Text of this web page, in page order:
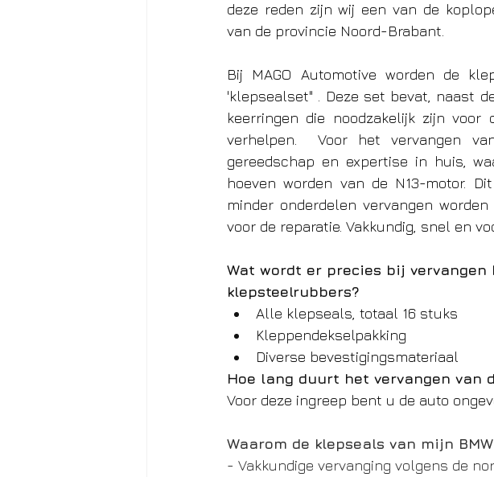
deze reden zijn wij een van de
van de provincie Noord-Brabant.
Bij MAGO Automotive worden de
'klepsealset" . Deze set bevat, naast
keerringen die noodzakelijk zijn
verhelpen.  Voor het vervangen
gereedschap en expertise in huis,
hoeven worden van de N13-motor.
minder onderdelen vervangen
voor de reparatie. Vakkundig, snel en
Wat wordt er precies bij
klepsteelrubbers?
Alle klepseals, totaal 16 stuks
Kleppendekselpakking
Diverse bevestigingsmateriaal
Hoe lang duurt het vervangen van
Voor deze ingreep bent u de auto
Waarom de klepseals van mijn
- Vakkundige vervanging volgens de